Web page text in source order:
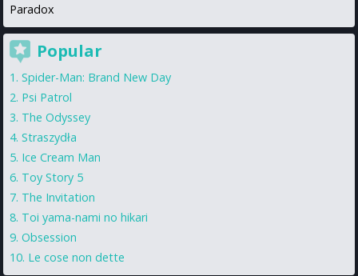
Paradox
Popular
Spider-Man: Brand New Day
Psi Patrol
The Odyssey
Straszydła
Ice Cream Man
Toy Story 5
The Invitation
Toi yama-nami no hikari
Obsession
Le cose non dette